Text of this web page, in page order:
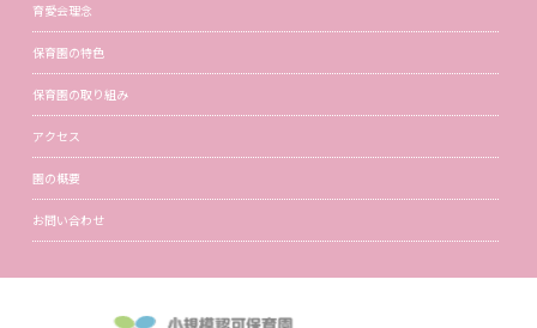
育愛会理念
保育園の特色
保育園の取り組み
アクセス
園の概要
お問い合わせ